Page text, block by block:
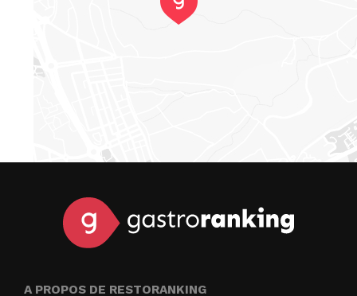
A PROPOS DE RESTORANKING